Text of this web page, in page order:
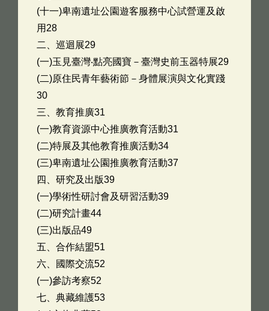
(十一)卑南遺址公園遊客服務中心試營運及啟
用28
二、巡迴展29
(一)玉見臺灣‧點亮國寶－臺灣史前玉器特展29
(二)原住民青年藝術節－身體展演與文化實踐
30
三、教育推廣31
(一)教育資源中心推廣教育活動31
(二)特展及其他教育推廣活動34
(三)卑南遺址公園推廣教育活動37
四、研究及出版39
(一)學術性研討會及研習活動39
(二)研究計畫44
(三)出版品49
五、合作結盟51
六、國際交流52
(一)參訪考察52
七、典藏維護53